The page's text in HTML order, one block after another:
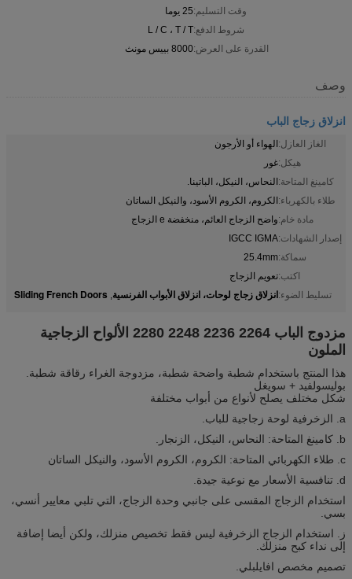
وقت التسليم:25 يوما
شروط الدفع:L / C ، T / T
القدرة على العرض:8000 بييس مونث
وصف
انزلاق زجاج الباب
الغاز العازل:الهواء أو الأرجون
هيكل:غور
كامينغ المتاحة:النحاس، النيكل، الباتينا.
طلاء بالكهرباء:الكروم، الكروم الأسود، والنيكل الساتان
مادة خام:واضح الزجاج العائم، منخفضة e الزجاج
إصدار الشهادات:IGCC IGMA
سماكة:25.4mm
اكتب:تعويم الزجاج
تسليط الضوء:انزلاق زجاج لوحات، انزلاق الأبواب الفرنسية,
Sliding French Doors
مزدوج الباب 2264 2236 2248 2280 الألواح الزجاجية
الملون
هذا المنتج باستخدام شطبة واضحة شطبة، مزدوجة الغراء رقاقة شطبة.
بوليسولفيد + سويغل
شكل مختلف يصلح لأنواع من أبواب مختلفة
a. الزخرفية لوحة زجاجية للباب.
b. كامينغ المتاحة: النحاس، النيكل، الزنجار.
c. طلاء الكهربائي المتاحة: الكروم، الكروم الأسود، والنيكل الساتان
d. تنافسية الأسعار مع نوعية جيدة.
استخدام الزجاج المقسى على جانبي وحدة الزجاج، التي تلبي معايير أنسي،
بسي.
ز. استخدام الزجاج الزخرفية ليس فقط تخصيص منزلك، ولكن أيضا إضافة
إلى نداء كبح منزلك.
تصميم مخصص افايلبلي.